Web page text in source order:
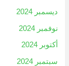
ديسمبر 2024
نوفمبر 2024
أكتوبر 2024
سبتمبر 2024